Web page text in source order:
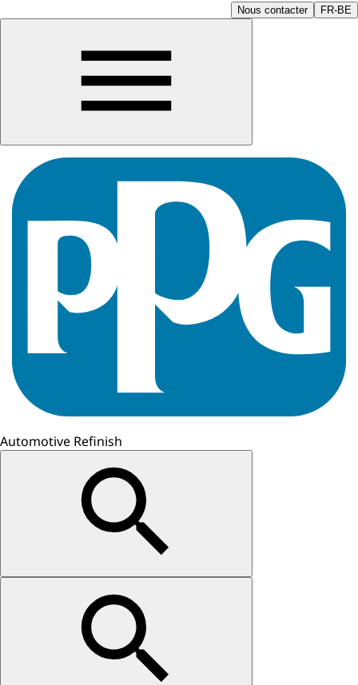
Nous contacter FR-BE
Automotive Refinish